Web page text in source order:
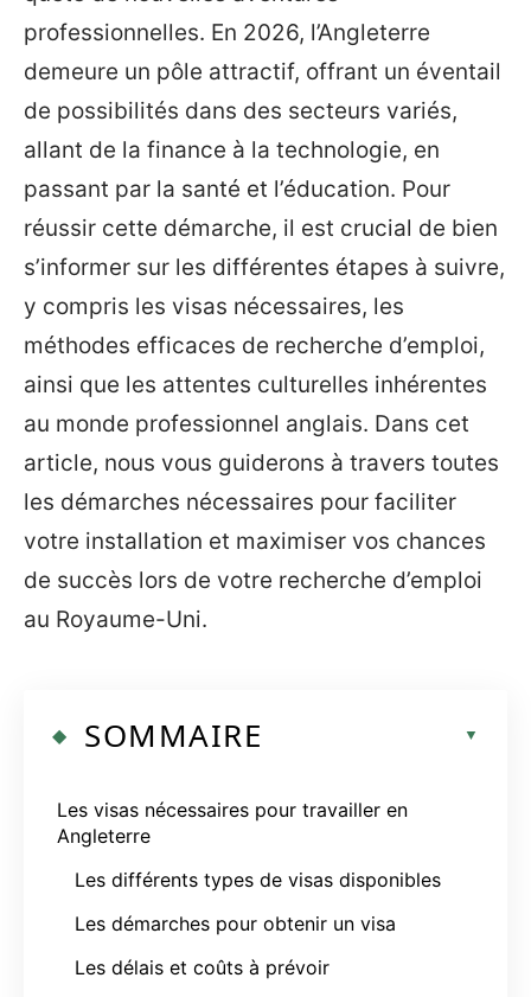
professionnelles. En 2026, l’Angleterre
demeure un pôle attractif, offrant un éventail
de possibilités dans des secteurs variés,
allant de la finance à la technologie, en
passant par la santé et l’éducation. Pour
réussir cette démarche, il est crucial de bien
s’informer sur les différentes étapes à suivre,
y compris les visas nécessaires, les
méthodes efficaces de recherche d’emploi,
ainsi que les attentes culturelles inhérentes
au monde professionnel anglais. Dans cet
article, nous vous guiderons à travers toutes
les démarches nécessaires pour faciliter
votre installation et maximiser vos chances
de succès lors de votre recherche d’emploi
au Royaume-Uni.
SOMMAIRE
Les visas nécessaires pour travailler en
Angleterre
Les différents types de visas disponibles
Les démarches pour obtenir un visa
Les délais et coûts à prévoir